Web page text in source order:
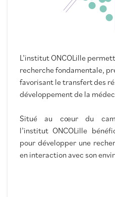
L’institut ONCOLille
recherche fondamentale,
favorisant le transfert des
développement de la
Situé au cœur du
l’institut ONCOLille
pour développer une
en interaction avec son